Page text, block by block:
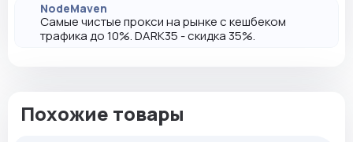
NodeMaven
Самые чистые прокси на рынке с кешбеком
трафика до 10%. DARK35 - скидка 35%.
Похожие товары